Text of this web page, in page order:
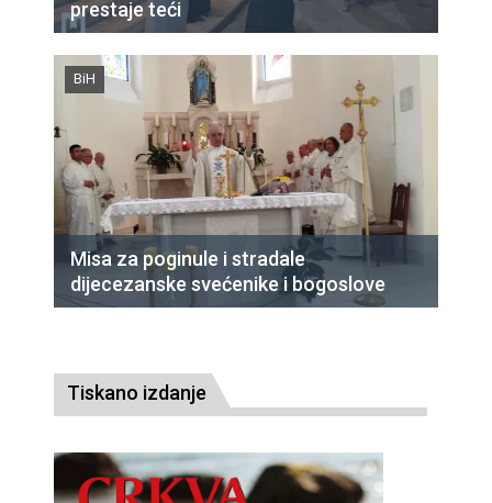
prestaje teći
BiH
Misa za poginule i stradale
dijecezanske svećenike i bogoslove
Tiskano izdanje